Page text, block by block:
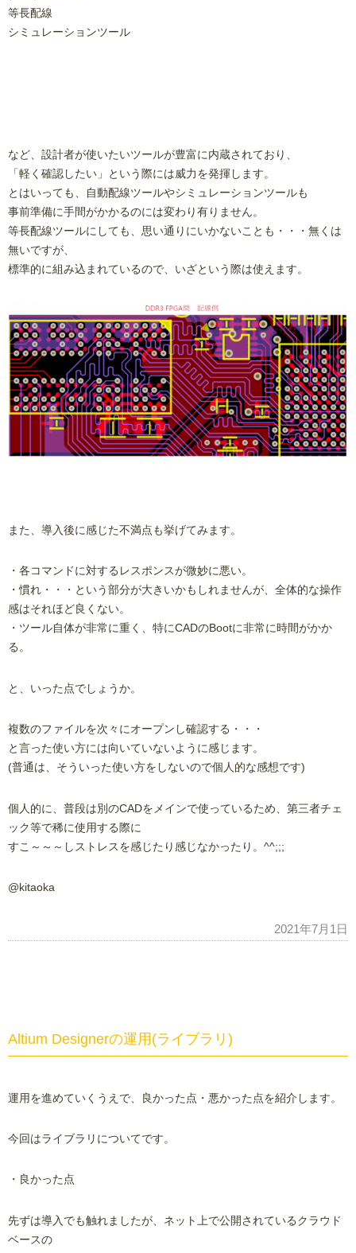
等長配線
シミュレーションツール
など、設計者が使いたいツールが豊富に内蔵されており、
「軽く確認したい」という際には威力を発揮します。
とはいっても、自動配線ツールやシミュレーションツールも
事前準備に手間がかかるのには変わり有りません。
等長配線ツールにしても、思い通りにいかないことも・・・無くは
無いですが、
標準的に組み込まれているので、いざという際は使えます。
また、導入後に感じた不満点も挙げてみます。
・各コマンドに対するレスポンスが微妙に悪い。
・慣れ・・・という部分が大きいかもしれませんが、全体的な操作
感はそれほど良くない。
・ツール自体が非常に重く、特にCADのBootに非常に時間がかか
る。
と、いった点でしょうか。
複数のファイルを次々にオープンし確認する・・・
と言った使い方には向いていないように感じます。
(普通は、そういった使い方をしないので個人的な感想です)
個人的に、普段は別のCADをメインで使っているため、第三者チェ
ック等で稀に使用する際に
すこ～～～しストレスを感じたり感じなかったり。^^;;;
@kitaoka
2021年7月1日
Altium Designerの運用(ライブラリ)
運用を進めていくうえで、良かった点・悪かった点を紹介します。
今回はライブラリについてです。
・良かった点
先ずは導入でも触れましたが、ネット上で公開されているクラウド
ベースの